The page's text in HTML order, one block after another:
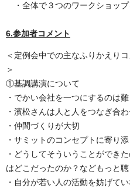
・全体で３つのワークショップ
6.参加者コメント
＜定例会中での主なふりかえり
＞
①基調講演について
・でかい会社を一つにするのは
・濱松さんは人と人をつなぎ合
・仲間づくりが大切
・サミットのコンセプトに寄り
・どうしてそういうことができ
はどこだったのか？などもっと
・自分が若い人の活動を妨げて